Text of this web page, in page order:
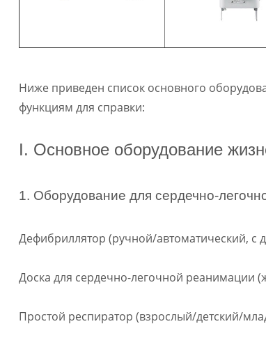
Ниже приведен список основного
функциям для справки:
I. Основное оборудование
1. Оборудование для сердечно-
Дефибриллятор (ручной/автоматический, с
Доска для сердечно-легочной реанимации
Простой респиратор (взрослый/детский/